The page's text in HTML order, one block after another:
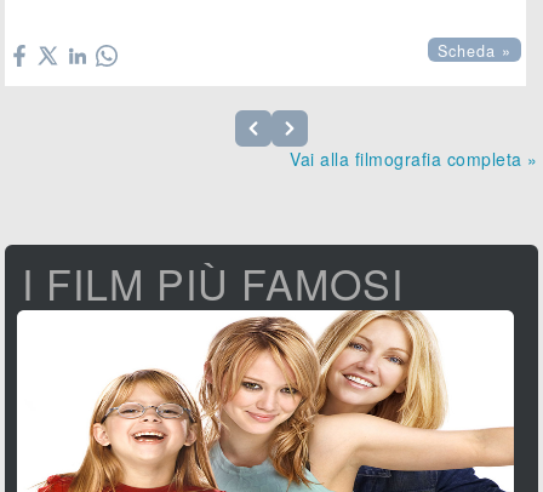
Scheda »
Vai alla filmografia completa »
I FILM PIÙ FAMOSI